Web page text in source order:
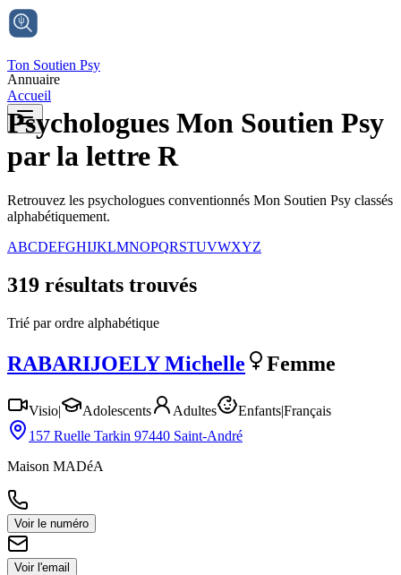
Ton Soutien Psy
Accueil
Annuaire
Psychologues Mon Soutien Psy
parla lettre R
Retrouvez les psychologues conventionnés Mon Soutien Psy classés
alphabétiquement.
ABCDEFGHIJKLMNOPQRSTUVWXYZ
319 résultats trouvés
Trié par ordre alphabétique
RABARIJOELY Michelle Femme
Visio| Adolescents Adultes Enfants|Français
157 Ruelle Tarkin 97440 Saint-André
Maison MADéA
Voir le numéro
Voir l'email